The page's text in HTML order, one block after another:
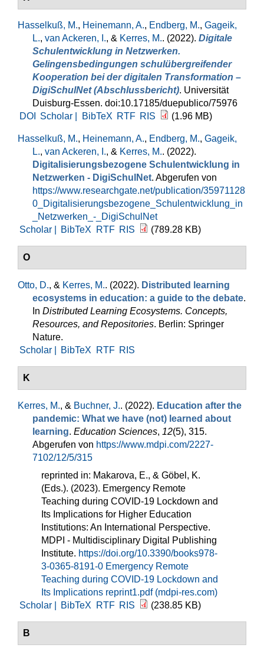
Hasselkuß, M., Heinemann, A., Endberg, M., Gageik,
L., van Ackeren, I., & Kerres, M.. (2022). Digitale
Schulentwicklung in Netzwerken.
Gelingensbedingungen schulübergreifender
Kooperation bei der digitalen Transformation –
DigiSchulNet (Abschlussbericht). Universität
Duisburg-Essen. doi:10.17185/duepublico/75976
DOI
Scholar | BibTeX RTF RIS (1.96 MB)
Hasselkuß, M., Heinemann, A., Endberg, M., Gageik,
L., van Ackeren, I., & Kerres, M.. (2022).
Digitalisierungsbezogene Schulentwicklung in
Netzwerken - DigiSchulNet. Abgerufen von
https://www.researchgate.net/publication/35971128
0_Digitalisierungsbezogene_Schulentwicklung_in
_Netzwerken_-_DigiSchulNet
Scholar |
BibTeX RTF RIS (789.28 KB)
O
Otto, D., & Kerres, M.. (2022). Distributed learning
ecosystems in education: a guide to the debate.
In Distributed Learning Ecosystems. Concepts,
Resources, and Repositories. Berlin: Springer
Nature.
Scholar |
BibTeX RTF RIS
K
Kerres, M., & Buchner, J.. (2022). Education after the
pandemic: What we have (not) learned about
learning. Education Sciences, 12(5), 315.
Abgerufen von https://www.mdpi.com/2227-
7102/12/5/315
reprinted in: Makarova, E., & Göbel, K.
(Eds.). (2023). Emergency Remote
Teaching during COVID-19 Lockdown and
Its Implications for Higher Education
Institutions: An International Perspective.
MDPI - Multidisciplinary Digital Publishing
Institute. https://doi.org/10.3390/books978-
3-0365-8191-0 Emergency Remote
Teaching during COVID-19 Lockdown and
Its Implications reprint1.pdf (mdpi-res.com)
Scholar |
BibTeX RTF RIS (238.85 KB)
B